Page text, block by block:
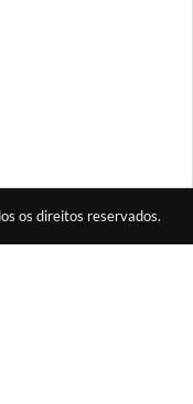
os direitos reservados.